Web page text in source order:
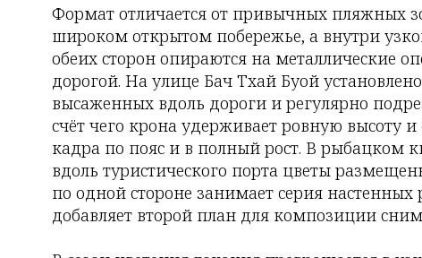
Формат отличается от привычных пляжных
широком открытом побережье, а внутри
обеих сторон опираются на металлические
дорогой. На улице Бач Тхай Буой
высаженных вдоль дороги и регулярно
счёт чего крона удерживает ровную высоту
кадра по пояс и в полный рост. В рыбацком
вдоль туристического порта цветы
по одной стороне занимает серия
добавляет второй план для композиции